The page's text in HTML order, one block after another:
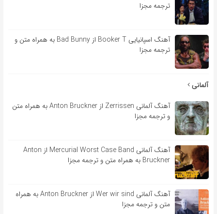
ترجمه مجزا
آهنگ اسپانیایی Booker T از Bad Bunny به همراه متن و
ترجمه مجزا
آلمانی
آهنگ آلمانی Zerrissen از Anton Bruckner به همراه متن
و ترجمه مجزا
آهنگ آلمانی Mercurial Worst Case Band از Anton
Bruckner به همراه متن و ترجمه مجزا
آهنگ آلمانی Wer wir sind از Anton Bruckner به همراه
متن و ترجمه مجزا